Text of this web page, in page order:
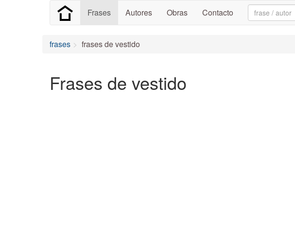
Frases Autores Obras Contacto Search:
frases frases de vestido
Frases de vestido